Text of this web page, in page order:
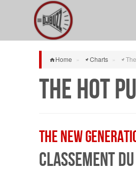
Home » Charts »
The Hot
The New
Classement